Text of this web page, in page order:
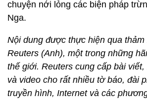
chuyện nới lỏng các biện pháp
Nga.
Nội dung được thực hiện qua
Reuters (Anh), một trong những
thế giới. Reuters cung cấp bài
và video cho rất nhiều tờ báo, đài
truyền hình, Internet và các